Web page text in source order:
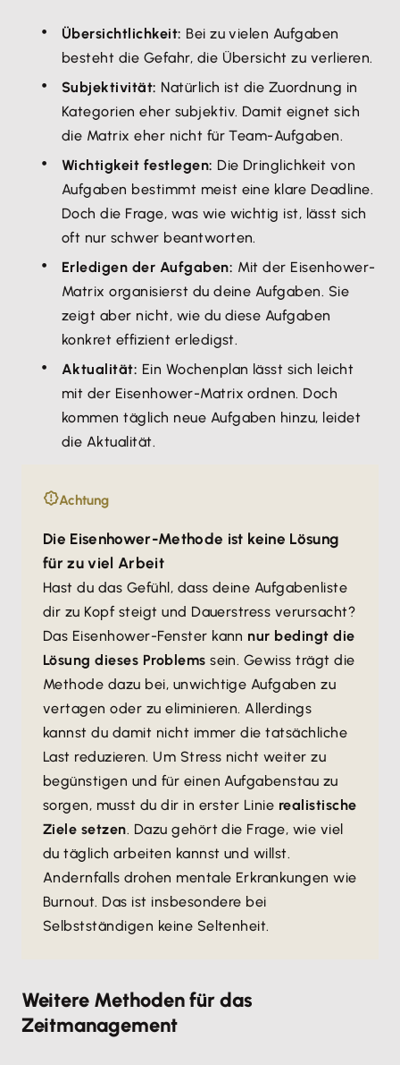
Übersichtlichkeit: Bei zu vielen Aufgaben
besteht die Gefahr, die Übersicht zu verlieren.
Subjektivität: Natürlich ist die Zuordnung in
Kategorien eher subjektiv. Damit eignet sich
die Matrix eher nicht für Team-Aufgaben.
Wichtigkeit festlegen: Die Dringlichkeit von
Aufgaben bestimmt meist eine klare Deadline.
Doch die Frage, was wie wichtig ist, lässt sich
oft nur schwer beantworten.
Erledigen der Aufgaben: Mit der Eisenhower-
Matrix organisierst du deine Aufgaben. Sie
zeigt aber nicht, wie du diese Aufgaben
konkret effizient erledigst.
Aktualität: Ein Wochenplan lässt sich leicht
mit der Eisenhower-Matrix ordnen. Doch
kommen täglich neue Aufgaben hinzu, leidet
die Aktualität.
Achtung
Die Eisenhower-Methode ist keine Lösung
für zu viel Arbeit
Hast du das Gefühl, dass deine Aufgabenliste
dir zu Kopf steigt und Dauerstress verursacht?
Das Eisenhower-Fenster kann nur bedingt die
Lösung dieses Problems sein. Gewiss trägt die
Methode dazu bei, unwichtige Aufgaben zu
vertagen oder zu eliminieren. Allerdings
kannst du damit nicht immer die tatsächliche
Last reduzieren. Um Stress nicht weiter zu
begünstigen und für einen Aufgabenstau zu
sorgen, musst du dir in erster Linie realistische
Ziele setzen. Dazu gehört die Frage, wie viel
du täglich arbeiten kannst und willst.
Andernfalls drohen mentale Erkrankungen wie
Burnout. Das ist insbesondere bei
Selbstständigen keine Seltenheit.
Weitere Methoden für das
Zeitmanagement